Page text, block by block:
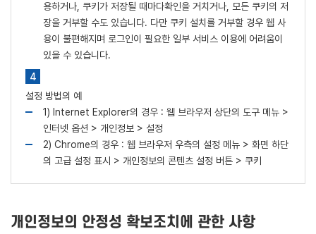
용하거나, 쿠키가 저장될 때마다확인을 거치거나, 모든 쿠키의 저
장을 거부할 수도 있습니다. 다만 쿠키 설치를 거부할 경우 웹 사
용이 불편해지며 로그인이 필요한 일부 서비스 이용에 어려움이
있을 수 있습니다.
설정 방법의 예
1) Internet Explorer의 경우 : 웹 브라우저 상단의 도구 메뉴 >
인터넷 옵션 > 개인정보 > 설정
2) Chrome의 경우 : 웹 브라우저 우측의 설정 메뉴 > 화면 하단
의 고급 설정 표시 > 개인정보의 콘텐츠 설정 버튼 > 쿠키
개인정보의 안정성 확보조치에 관한 사항